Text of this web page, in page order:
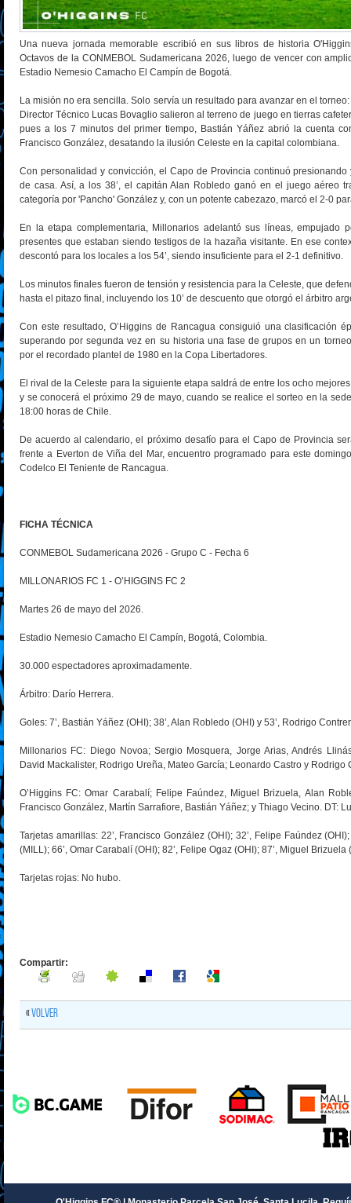
Una nueva jornada memorable escribió en sus libros de historia
Octavos de la CONMEBOL Sudamericana 2026, luego de vencer con
Estadio Nemesio Camacho El Campín de Bogotá.
La misión no era sencilla. Solo servía un resultado para avanzar en el
Director Técnico Lucas Bovaglio salieron al terreno de juego en tierras
pues a los 7 minutos del primer tiempo, Bastián Yáñez abrió la cuenta
Francisco González, desatando la ilusión Celeste en la capital colombiana.
Con personalidad y convicción, el Capo de Provincia continuó
de casa. Así, a los 38’, el capitán Alan Robledo ganó en el juego aéreo
categoría por 'Pancho' González y, con un potente cabezazo, marcó el 2-0
En la etapa complementaria, Millonarios adelantó sus líneas,
presentes que estaban siendo testigos de la hazaña visitante. En ese
descontó para los locales a los 54’, siendo insuficiente para el 2-1 definitivo.
Los minutos finales fueron de tensión y resistencia para la Celeste, que
hasta el pitazo final, incluyendo los 10’ de descuento que otorgó el árbitro
Con este resultado, O’Higgins de Rancagua consiguió una clasificación
superando por segunda vez en su historia una fase de grupos en un
por el recordado plantel de 1980 en la Copa Libertadores.
El rival de la Celeste para la siguiente etapa saldrá de entre los ocho
y se conocerá el próximo 29 de mayo, cuando se realice el sorteo en la
18:00 horas de Chile.
De acuerdo al calendario, el próximo desafío para el Capo de Provincia
frente a Everton de Viña del Mar, encuentro programado para este
Codelco El Teniente de Rancagua.
FICHA TÉCNICA
CONMEBOL Sudamericana 2026 - Grupo C - Fecha 6
MILLONARIOS FC 1 - O’HIGGINS FC 2
Martes 26 de mayo del 2026.
Estadio Nemesio Camacho El Campín, Bogotá, Colombia.
30.000 espectadores aproximadamente.
Árbitro: Darío Herrera.
Goles: 7’, Bastián Yáñez (OHI); 38’, Alan Robledo (OHI) y 53’, Rodrigo
Millonarios FC: Diego Novoa; Sergio Mosquera, Jorge Arias, Andrés
David Mackalister, Rodrigo Ureña, Mateo García; Leonardo Castro y Rodrigo
O’Higgins FC: Omar Carabalí; Felipe Faúndez, Miguel Brizuela, Alan
Francisco González, Martín Sarrafiore, Bastián Yáñez; y Thiago Vecino. DT:
Tarjetas amarillas: 22’, Francisco González (OHI); 32’, Felipe Faúndez
(MILL); 66’, Omar Carabalí (OHI); 82’, Felipe Ogaz (OHI); 87’, Miguel
Tarjetas rojas: No hubo.
Compartir:
«Volver